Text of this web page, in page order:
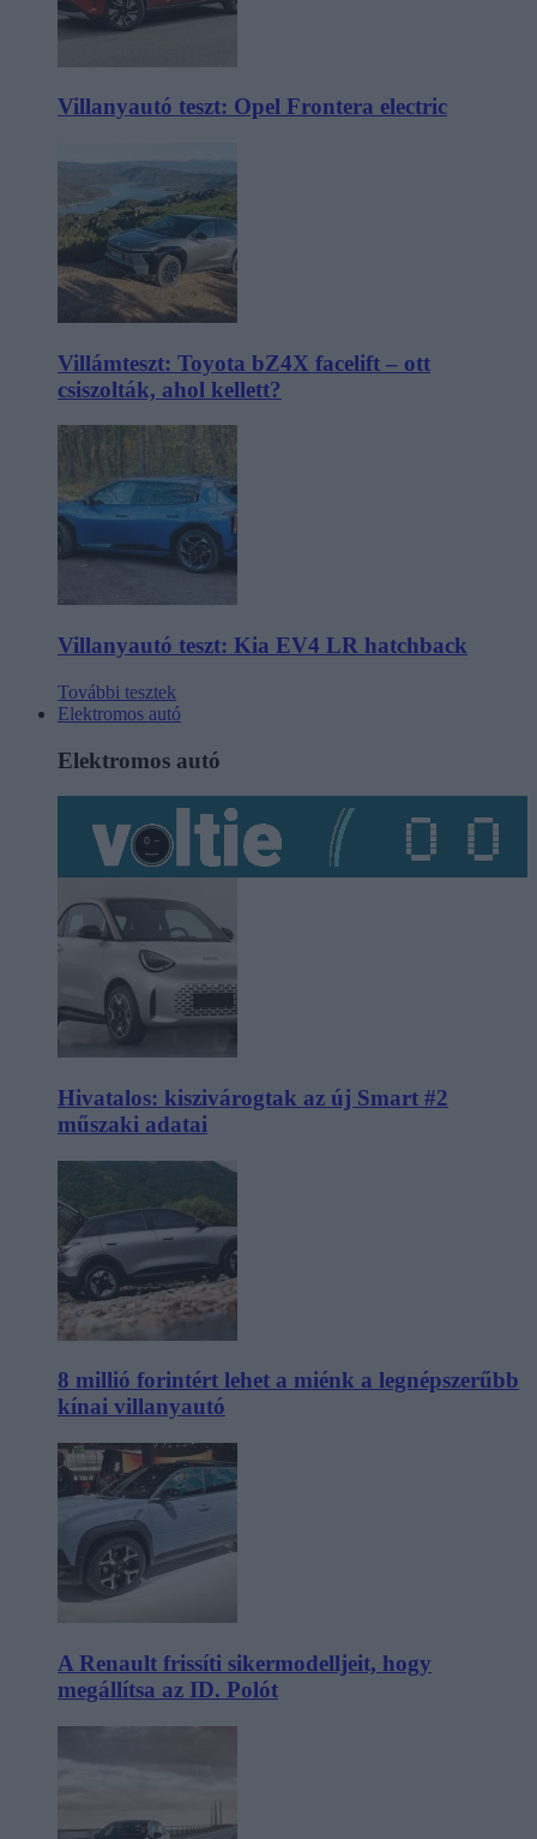
Villanyautó teszt: Opel Frontera electric
Villámteszt: Toyota bZ4X facelift – ott
csiszolták, ahol kellett?
Villanyautó teszt: Kia EV4 LR hatchback
További tesztek
Elektromos autó
Elektromos autó
Hivatalos: kiszivárogtak az új Smart #2
műszaki adatai
8 millió forintért lehet a miénk a legnépszerűbb
kínai villanyautó
A Renault frissíti sikermodelljeit, hogy
megállítsa az ID. Polót